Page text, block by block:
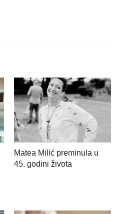
Matea Milić preminula u
45. godini života